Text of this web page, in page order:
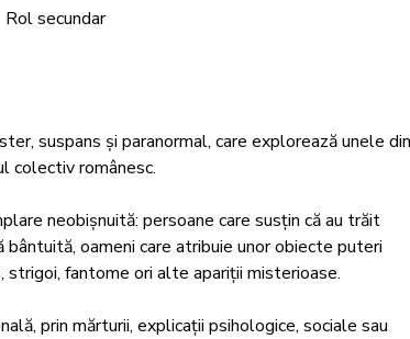
Rol secundar
suspans și paranormal, care explorează unele
colectiv românesc.
neobișnuită: persoane care susțin că au trăit
oameni care atribuie unor obiecte puteri
fantome ori alte apariții misterioase.
prin mărturii, explicații psihologice, sociale sau